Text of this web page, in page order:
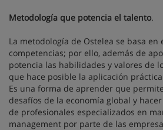
Metodología que potencia el talento.
La metodología de Ostelea se basa en
competencias; por ello, además de
potencia las habilidades y valores de
que hace posible la aplicación
Es una forma de aprender que
desafíos de la economía global y
de profesionales especializados en
management por parte de las